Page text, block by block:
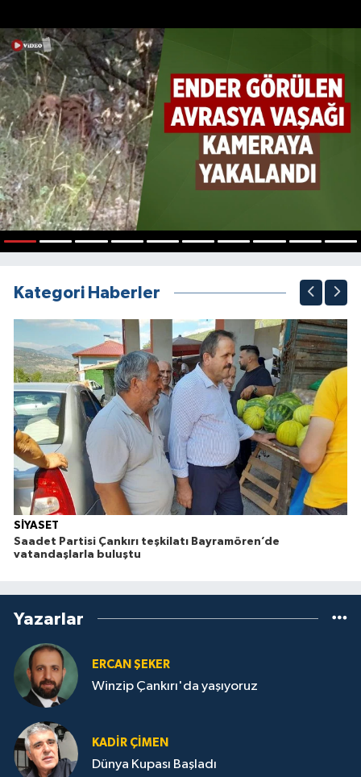
Kategori Haberler
SİYASET
Saadet Partisi Çankırı teşkilatı Bayramören’de
vatandaşlarla buluştu
Yazarlar
ERCAN ŞEKER
Winzip Çankırı'da yaşıyoruz
KADIR ÇIMEN
Dünya Kupası Başladı